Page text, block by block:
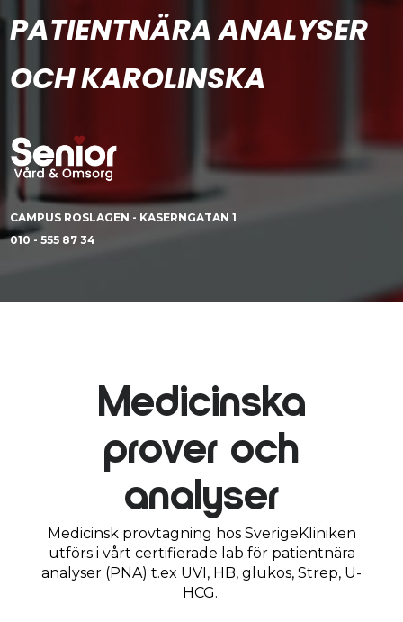
PATIENTNÄRA ANALYSER
OCH KAROLINSKA
CAMPUS ROSLAGEN - KASERNGATAN 1
010 - 555 87 34
Medicinska
prover och
analyser
Medicinsk provtagning hos SverigeKliniken
utförs i vårt certifierade lab för patientnära
analyser (PNA) t.ex UVI, HB, glukos, Strep, U-
HCG.